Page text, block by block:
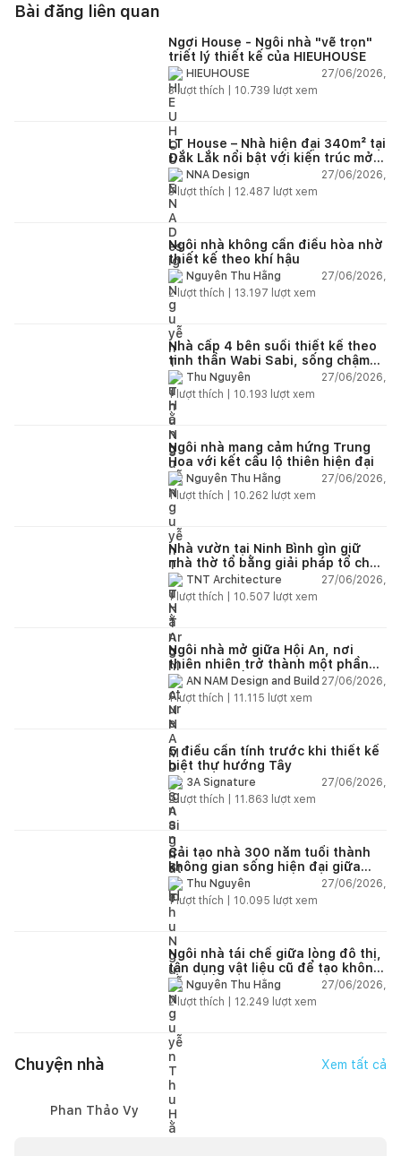
Bài đăng liên quan
Ngơi House - Ngôi nhà "vẽ trọn"
triết lý thiết kế của HIEUHOUSE
HIEUHOUSE
27/06/2026,
3lượt thích | 10.739 lượt xem
LT House – Nhà hiện đại 340m² tại
Đắk Lắk nổi bật với kiến trúc mở
và hệ sân vườn kết nối thiên
nhiên
NNA Design
27/06/2026,
3lượt thích | 12.487 lượt xem
Ngôi nhà không cần điều hòa nhờ
thiết kế theo khí hậu
Nguyễn Thu Hằng
27/06/2026,
2lượt thích | 13.197 lượt xem
Nhà cấp 4 bên suối thiết kế theo
tinh thần Wabi Sabi, sống chậm
giữa thiên nhiên
Thu Nguyễn
27/06/2026,
1lượt thích | 10.193 lượt xem
Ngôi nhà mang cảm hứng Trung
Hoa với kết cấu lộ thiên hiện đại
Nguyễn Thu Hằng
27/06/2026,
1lượt thích | 10.262 lượt xem
Nhà vườn tại Ninh Bình gìn giữ
nhà thờ tổ bằng giải pháp tổ chức
lại không gian
TNT Architecture
27/06/2026,
1lượt thích | 10.507 lượt xem
Ngôi nhà mở giữa Hội An, nơi
thiên nhiên trở thành một phần
của cuộc sống
AN NAM Design and Build 27/06/2026,
1lượt thích | 11.115 lượt xem
5 điều cần tính trước khi thiết kế
biệt thự hướng Tây
3A Signature
27/06/2026,
2lượt thích | 11.863 lượt xem
Cải tạo nhà 300 năm tuổi thành
không gian sống hiện đại giữa
thiên nhiên
Thu Nguyễn
27/06/2026,
1lượt thích | 10.095 lượt xem
Ngôi nhà tái chế giữa lòng đô thị,
tận dụng vật liệu cũ để tạo không
gian sống linh hoạt
Nguyễn Thu Hằng
27/06/2026,
2lượt thích | 12.249 lượt xem
Chuyện nhà Xem tất cả
Phan Thảo Vy